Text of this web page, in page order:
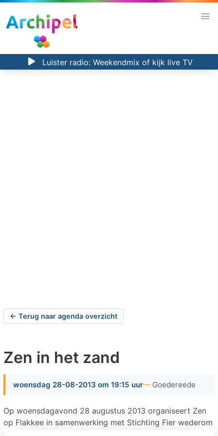
Luister radio: Weekendmix of kijk live TV
← Terug naar agenda overzicht
Zen in het zand
woensdag 28-08-2013 om 19:15 uur Goedereede
Op woensdagavond 28 augustus 2013 organiseert Zen
op Flakkee in samenwerking met Stichting Fier wederom